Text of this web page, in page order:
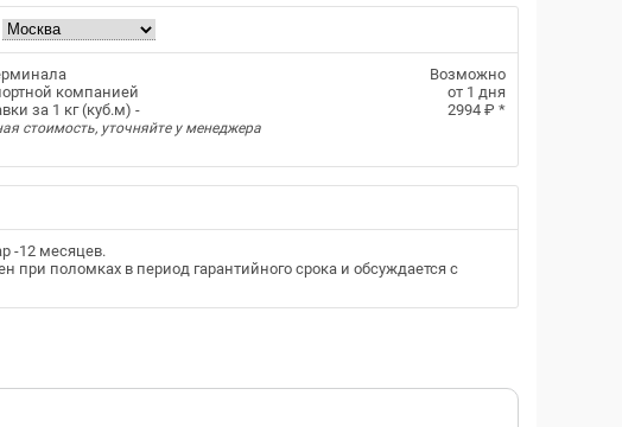
Возможно
компанией
от 1 дня
за 1 кг (куб.м) -
2994 ₽ *
стоимость, уточняйте у менеджера
-12 месяцев.
при поломках в период гарантийного срока и обсуждается с